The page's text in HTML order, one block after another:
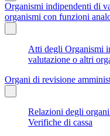
Organismi indipendenti di
organismi con funzioni
Atti degli Organismi
valutazione o altri
Organi di revisione
Relazioni degli
Verifiche di cassa